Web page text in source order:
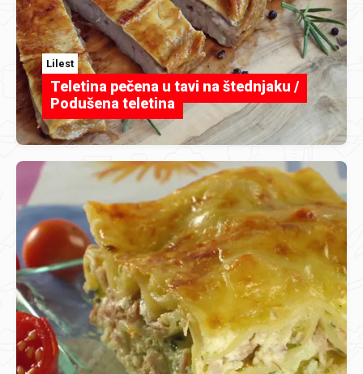
Lilest
Teletina pečena u tavi na štednjaku /
Podušena teletina